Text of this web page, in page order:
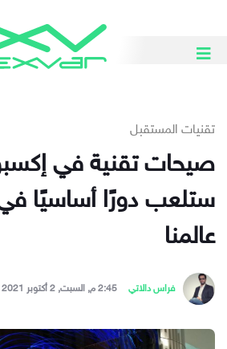
تقنيات المستقبل
ستلعب دورًا أساسيًا
عالمنا
فراس دالاتي 2:45 م, السبت, 2 أكتوبر 2021